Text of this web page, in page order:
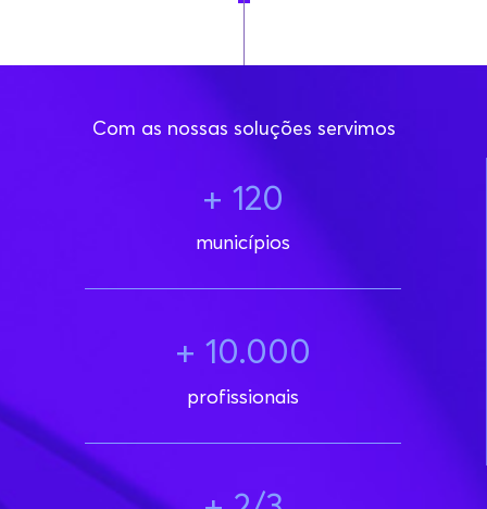
Com as nossas soluções servimos
+ 120
municípios
+ 10.000
profissionais